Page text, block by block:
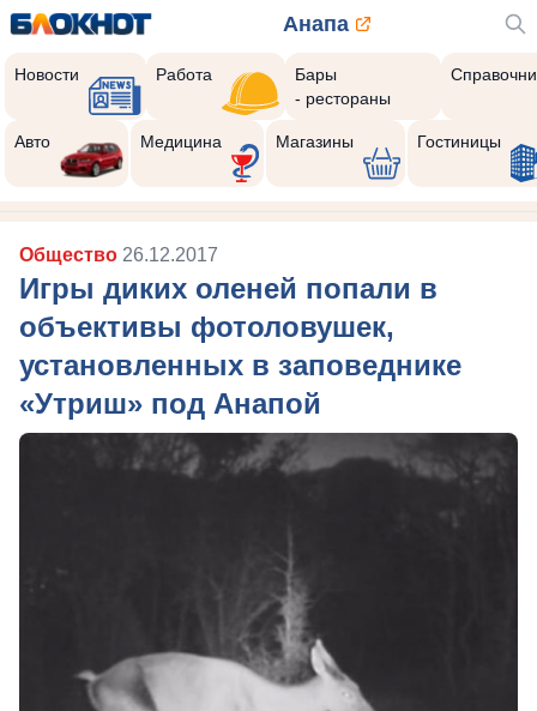
Анапа
Новости Работа
Бары
- рестораны
Авто Медицина Магазины Гостиницы
Общество 26.12.2017
Игры диких оленей попали в
объективы фотоловушек,
установленных в заповеднике
«Утриш» под Анапой